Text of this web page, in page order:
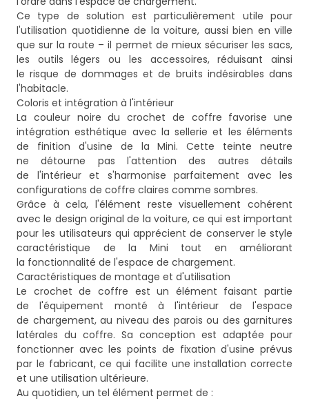
Ce type de solution est particulièrement utile pour
l'utilisation quotidienne de la voiture, aussi bien en ville
que sur la route – il permet de mieux sécuriser les sacs,
les outils légers ou les accessoires, réduisant ainsi
le risque de dommages et de bruits indésirables dans
l'habitacle.
Coloris et intégration à l'intérieur
La couleur noire du crochet de coffre favorise une
intégration esthétique avec la sellerie et les éléments
de finition d'usine de la Mini. Cette teinte neutre
ne détourne pas l'attention des autres détails
de l'intérieur et s'harmonise parfaitement avec les
configurations de coffre claires comme sombres.
Grâce à cela, l'élément reste visuellement cohérent
avec le design original de la voiture, ce qui est important
pour les utilisateurs qui apprécient de conserver le style
caractéristique de la Mini tout en améliorant
la fonctionnalité de l'espace de chargement.
Caractéristiques de montage et d'utilisation
Le crochet de coffre est un élément faisant partie
de l'équipement monté à l'intérieur de l'espace
de chargement, au niveau des parois ou des garnitures
latérales du coffre. Sa conception est adaptée pour
fonctionner avec les points de fixation d'usine prévus
par le fabricant, ce qui facilite une installation correcte
et une utilisation ultérieure.
Au quotidien, un tel élément permet de :